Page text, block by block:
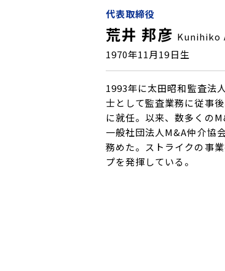
代表取締役
荒井 邦彦 Kunihiko
1970年11月19日生
1993年に太田昭和監査法
士として監査業務に従事
に就任。以来、数多くの
一般社団法人M&A仲介協
務めた。ストライクの事
プを発揮している。